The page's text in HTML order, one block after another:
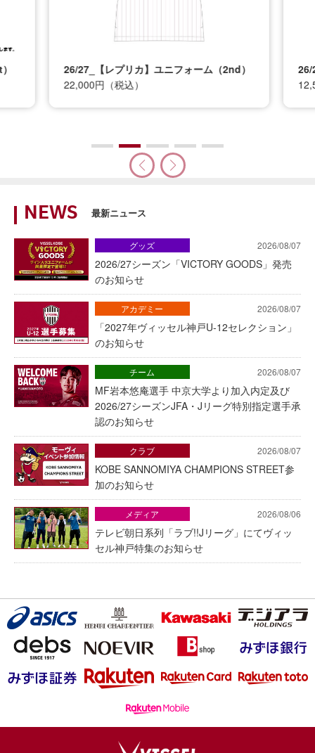
26/27_【レプリカ】ユニフォーム（2nd）
22,000円（税込）
26/
NEWS 最新ニュース
2026/08/07
2026/27シーズン「VICTORY GOODS」発売
のお知らせ
グッズ
2026/08/07
「2027年ヴィッセル神戸U-12セレクション」
のお知らせ
アカデミー
2026/08/07
MF岩本悠庵選手 中京大学より加入内定及び
2026/27シーズンJFA・Jリーグ特別指定選手承
認のお知らせ
チーム
2026/08/07
KOBE SANNOMIYA CHAMPIONS STREET参
加のお知らせ
クラブ
2026/08/06
テレビ朝日系列「ラブ!!Jリーグ」にてヴィッ
セル神戸特集のお知らせ
メディア